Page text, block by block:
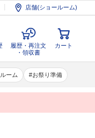
店舗(ショールーム)
履歴・再注文
・領収書
カート
ーム お祭り準備
履歴・再注文
・領収書
カート